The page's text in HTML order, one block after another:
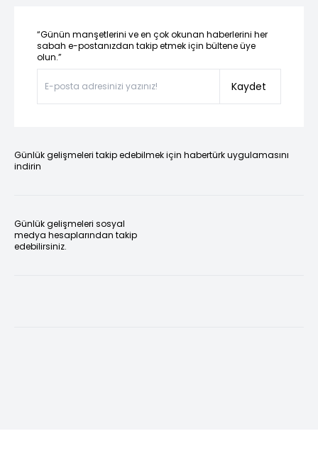
“Günün manşetlerini ve en çok okunan haberlerini her
sabah e-postanızdan takip etmek için bültene üye
olun.”
Kaydet
Günlük gelişmeleri takip edebilmek için habertürk uygulamasını
indirin
Günlük gelişmeleri sosyal
medya hesaplarından takip
edebilirsiniz.